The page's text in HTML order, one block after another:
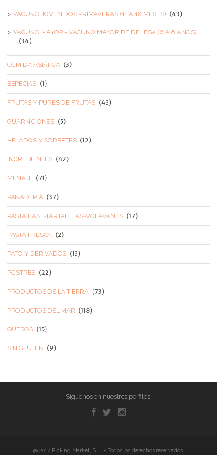
VACUNO JOVEN DOS PRIMAVERAS (11 A 18 MESES) (43)
VACUNO MAYOR - VACUNO MAYOR DE DEHESA (6 A 8 AÑOS)
(34)
COMIDA ASIÁTICA (3)
ESPECIAS (1)
FRUTAS Y PURES DE FRUTAS (43)
GUARNICIONES (5)
HELADOS Y SORBETES (12)
INGREDIENTES (42)
MENAJE (71)
PANADERIA (37)
PASTA BASE-TARTALETAS-VOLAVANES (17)
PASTA FRESCA (2)
PATO Y DERIVADOS (13)
POSTRES (22)
PRODUCTOS DE LA TIERRA (73)
PRODUCTOS DEL MAR (118)
QUESOS (15)
SIN GLUTEN (9)
Síguenos en nuestros perfiles:
@ 2017 Picking Market, S.L. - Todos los derechos reservados.